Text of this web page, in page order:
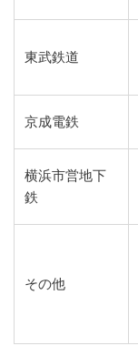
東武鉄道
京成電鉄
横浜市営地下
鉄
その他